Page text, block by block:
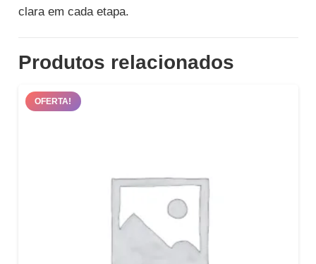
clara em cada etapa.
Produtos relacionados
OFERTA!